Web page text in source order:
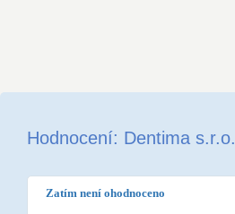
Hodnocení: Dentima s.r.o.
Zatím není ohodnoceno